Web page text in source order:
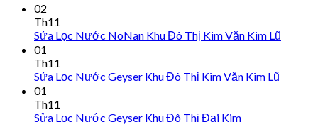
02
Th11
Sửa Lọc Nước NoNan Khu Đô Thị Kim Văn Kim Lũ
01
Th11
Sửa Lọc Nước Geyser Khu Đô Thị Kim Văn Kim Lũ
01
Th11
Sửa Lọc Nước Geyser Khu Đô Thị Đại Kim